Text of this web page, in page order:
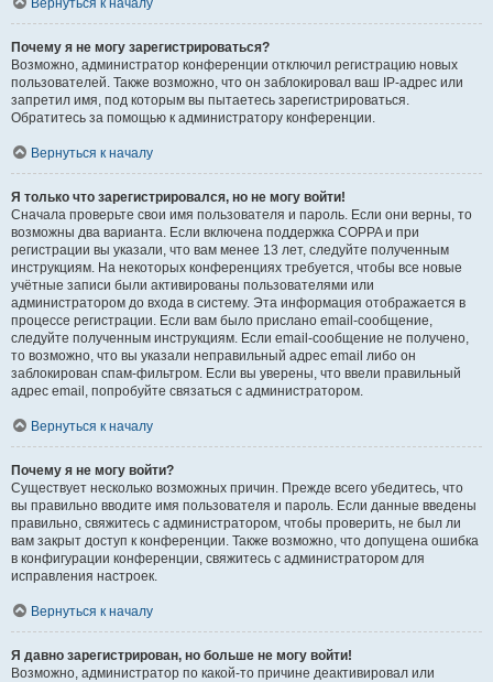
Вернуться к началу
Почему я не могу зарегистрироваться?
Возможно, администратор конференции отключил регистрацию новых
пользователей. Также возможно, что он заблокировал ваш IP-адрес или
запретил имя, под которым вы пытаетесь зарегистрироваться.
Обратитесь за помощью к администратору конференции.
Вернуться к началу
Я только что зарегистрировался, но не могу войти!
Сначала проверьте свои имя пользователя и пароль. Если они верны, то
возможны два варианта. Если включена поддержка COPPA и при
регистрации вы указали, что вам менее 13 лет, следуйте полученным
инструкциям. На некоторых конференциях требуется, чтобы все новые
учётные записи были активированы пользователями или
администратором до входа в систему. Эта информация отображается в
процессе регистрации. Если вам было прислано email-сообщение,
следуйте полученным инструкциям. Если email-сообщение не получено,
то возможно, что вы указали неправильный адрес email либо он
заблокирован спам-фильтром. Если вы уверены, что ввели правильный
адрес email, попробуйте связаться с администратором.
Вернуться к началу
Почему я не могу войти?
Существует несколько возможных причин. Прежде всего убедитесь, что
вы правильно вводите имя пользователя и пароль. Если данные введены
правильно, свяжитесь с администратором, чтобы проверить, не был ли
вам закрыт доступ к конференции. Также возможно, что допущена ошибка
в конфигурации конференции, свяжитесь с администратором для
исправления настроек.
Вернуться к началу
Я давно зарегистрирован, но больше не могу войти!
Возможно, администратор по какой-то причине деактивировал или